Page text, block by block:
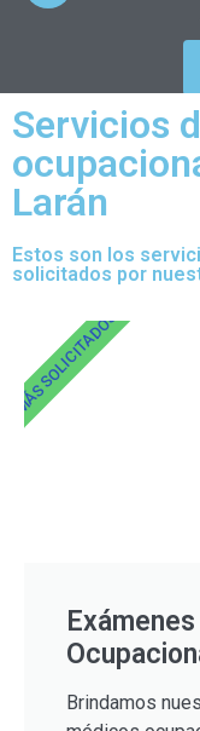
Servicios
Larán
Estos son los
solicitados por
Brindamos
MÁS SOLICITADOS